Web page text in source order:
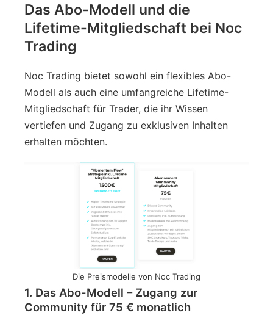
Das Abo-Modell und die
Lifetime-Mitgliedschaft bei Noc
Trading
Noc Trading bietet sowohl ein flexibles Abo-
Modell als auch eine umfangreiche Lifetime-
Mitgliedschaft für Trader, die ihr Wissen
vertiefen und Zugang zu exklusiven Inhalten
erhalten möchten.
Die Preismodelle von Noc Trading
1. Das Abo-Modell – Zugang zur
Community für 75 € monatlich